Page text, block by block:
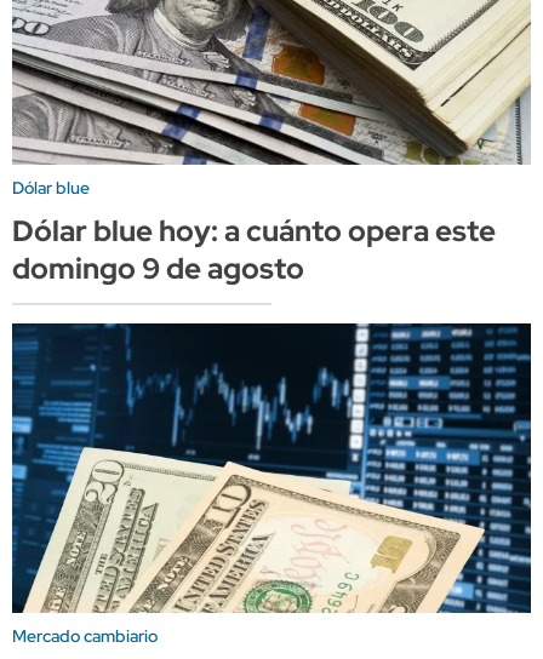
Dólar blue
Dólar blue hoy: a cuánto opera este
domingo 9 de agosto
Mercado cambiario